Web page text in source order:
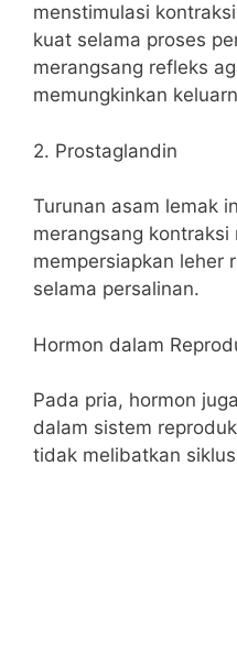
menstimulasi
kuat selama proses
merangsang refleks
memungkinkan
2. Prostaglandin
Turunan asam lemak
merangsang kontraksi
mempersiapkan leher
selama persalinan.
Hormon dalam
Pada pria, hormon
dalam sistem
tidak melibatkan